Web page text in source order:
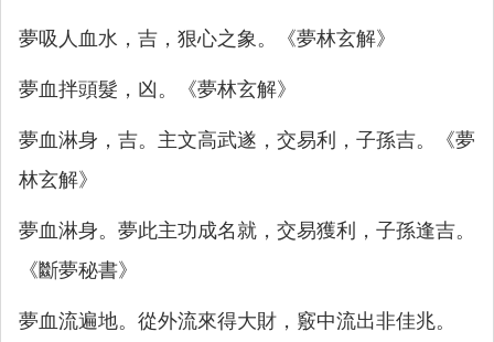
夢吸人血水，吉，狠心之象。《夢林玄解》
夢血拌頭髮，凶。《夢林玄解》
夢血淋身，吉。主文高武遂，交易利，子孫吉。《夢
林玄解》
夢血淋身。夢此主功成名就，交易獲利，子孫逢吉。
《斷夢秘書》
夢血流遍地。從外流來得大財，竅中流出非佳兆。